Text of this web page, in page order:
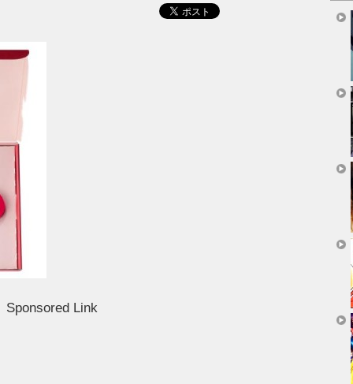
Sponsored Link